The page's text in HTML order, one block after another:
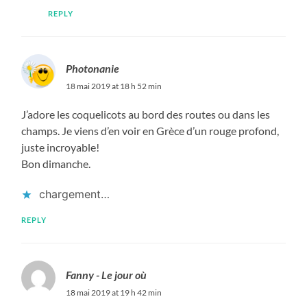
REPLY
Photonanie
18 mai 2019 at 18 h 52 min
J’adore les coquelicots au bord des routes ou dans les
champs. Je viens d’en voir en Grèce d’un rouge profond,
juste incroyable!
Bon dimanche.
chargement…
REPLY
Fanny - Le jour où
18 mai 2019 at 19 h 42 min